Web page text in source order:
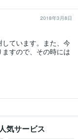
2018年3月8日
ています。また、今
すので、その時には
気サービス